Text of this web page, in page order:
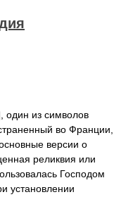
один из символов
во Франции,
версии о
реликвия или
Господом
установлении